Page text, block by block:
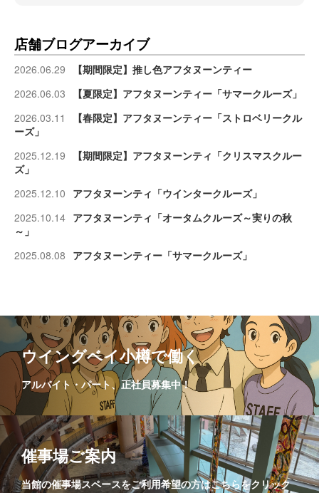
店舗ブログアーカイブ
2026.06.29
【期間限定】推し色アフタヌーンティー
2026.06.03
【夏限定】アフタヌーンティー「サマークルーズ」
2026.03.11
【春限定】アフタヌーンティー「ストロベリークル
ーズ」
2025.12.19
【期間限定】アフタヌーンティ「クリスマスクルー
ズ」
2025.12.10 アフタヌーンティ「ウインタークルーズ」
2025.10.14 アフタヌーンティ「オータムクルーズ～実りの秋
～」
2025.08.08 アフタヌーンティー「サマークルーズ」
ウイングベイ小樽で働く
アルバイト・パート、正社員募集中！
催事場ご案内
当館の催事場スペースをご利用希望の方はこちらをクリック